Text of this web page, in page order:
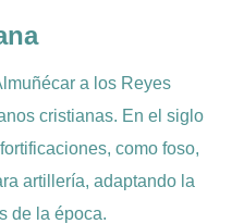
a los Reyes
cristianas. En el siglo
como foso,
artillería, adaptando la
de la época.